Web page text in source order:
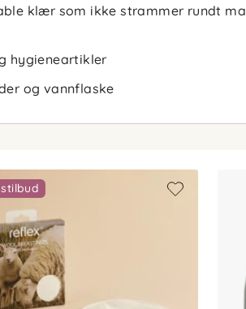
klær som ikke strammer rundt
hygieneartikler
og vannflaske